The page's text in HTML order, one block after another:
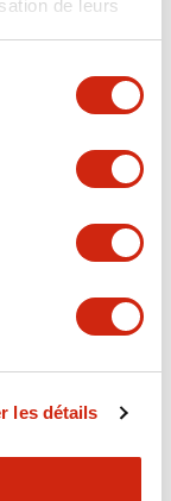
de leurs
les détails
Tout développer+